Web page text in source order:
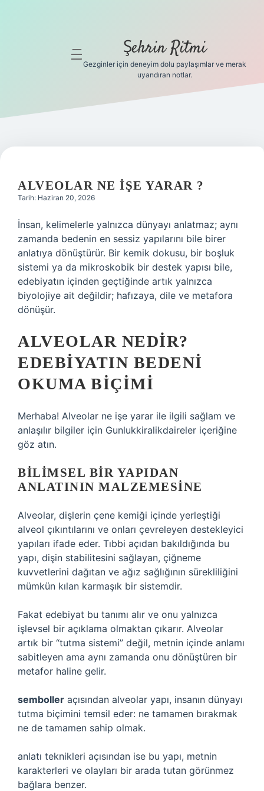
Gizlilik
Hakkımızda
menüyü
Şehrin Ritmi
Gezginler için deneyim dolu paylaşımlar ve merak
uyandıran notlar.
ALVEOLAR NE IŞE YARAR ?
Tarih: Haziran 20, 2026
İnsan, kelimelerle yalnızca dünyayı anlatmaz; aynı
zamanda bedenin en sessiz yapılarını bile birer
anlatıya dönüştürür. Bir kemik dokusu, bir boşluk
sistemi ya da mikroskobik bir destek yapısı bile,
edebiyatın içinden geçtiğinde artık yalnızca
biyolojiye ait değildir; hafızaya, dile ve metafora
dönüşür.
ALVEOLAR NEDIR?
EDEBIYATIN BEDENI
OKUMA BIÇIMI
Merhaba! Alveolar ne işe yarar ile ilgili sağlam ve
anlaşılır bilgiler için Gunlukkiralikdaireler içeriğine
göz atın.
BILIMSEL BIR YAPIDAN
ANLATININ MALZEMESINE
Alveolar, dişlerin çene kemiği içinde yerleştiği
alveol çıkıntılarını ve onları çevreleyen destekleyici
yapıları ifade eder. Tıbbi açıdan bakıldığında bu
yapı, dişin stabilitesini sağlayan, çiğneme
kuvvetlerini dağıtan ve ağız sağlığının sürekliliğini
mümkün kılan karmaşık bir sistemdir.
Fakat edebiyat bu tanımı alır ve onu yalnızca
işlevsel bir açıklama olmaktan çıkarır. Alveolar
artık bir “tutma sistemi” değil, metnin içinde anlamı
sabitleyen ama aynı zamanda onu dönüştüren bir
metafor haline gelir.
semboller açısından alveolar yapı, insanın dünyayı
tutma biçimini temsil eder: ne tamamen bırakmak
ne de tamamen sahip olmak.
anlatı teknikleri açısından ise bu yapı, metnin
karakterleri ve olayları bir arada tutan görünmez
bağlara benzer.